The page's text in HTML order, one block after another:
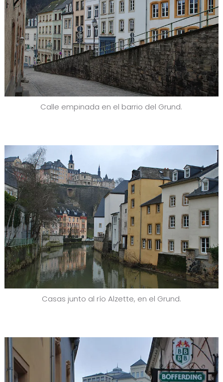
Calle empinada en el barrio del Grund.
Casas junto al río Alzette, en el Grund.